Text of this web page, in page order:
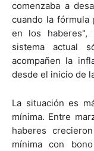
comenzaba a
cuando la fórmula
en los haberes",
sistema actual
acompañen la
desde el inicio de
La situación es
mínima. Entre
haberes
mínima con